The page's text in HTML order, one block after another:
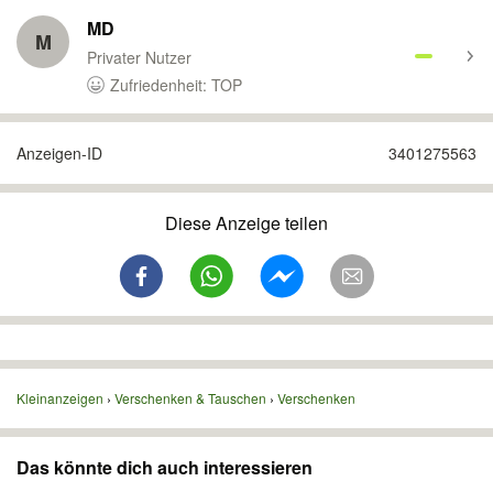
M MD
Privater Nutzer
Zufriedenheit: TOP
Anzeigen-ID 3401275563
Diese Anzeige teilen
Kleinanzeigen Verschenken & Tauschen Verschenken
Das könnte dich auch interessieren